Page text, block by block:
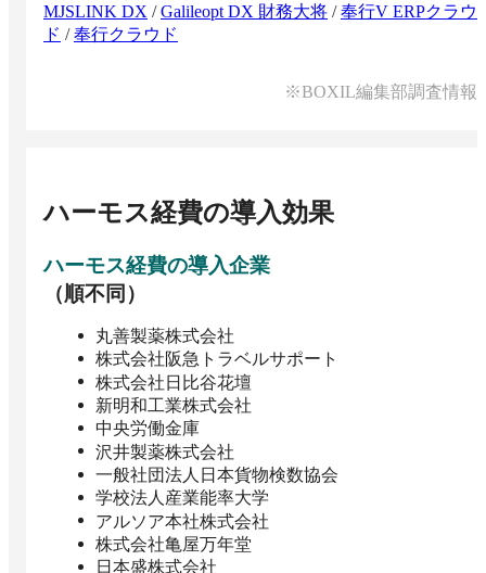
MJSLINK DX /Galileopt DX 財務大将 /奉行V ERPクラウ
ド /奉行クラウド
※BOXIL編集部調査情報
ハーモス経費の導入効果
ハーモス経費の導入企業
（順不同）
丸善製薬株式会社
株式会社阪急トラベルサポート
株式会社日比谷花壇
新明和工業株式会社
中央労働金庫
沢井製薬株式会社
一般社団法人日本貨物検数協会
学校法人産業能率大学
アルソア本社株式会社
株式会社亀屋万年堂
日本盛株式会社